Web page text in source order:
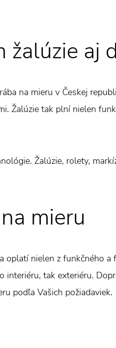
žalúzie aj
na mieru v Českej
Žalúzie tak plní nielen
Žalúzie, rolety,
mieru
oplatí nielen z funkčného
interiéru, tak exteriéru.
podľa Vašich požiadaviek.